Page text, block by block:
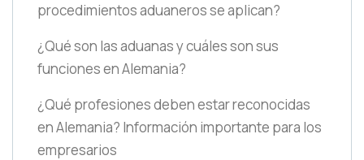
procedimientos aduaneros se aplican?
¿Qué son las aduanas y cuáles son sus
funciones en Alemania?
¿Qué profesiones deben estar reconocidas
en Alemania? Información importante para los
empresarios